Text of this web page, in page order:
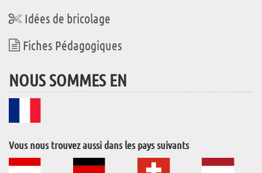
Idées de bricolage
Fiches Pédagogiques
NOUS SOMMES EN
Vous nous trouvez aussi dans les pays suivants